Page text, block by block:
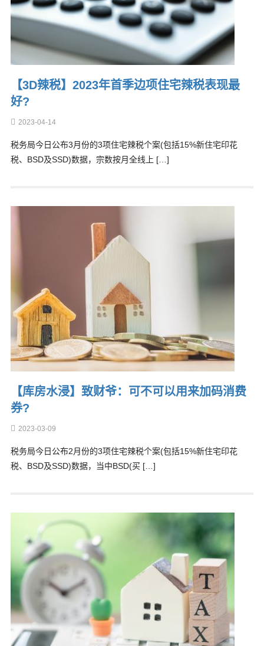
【3D辣税】2023年首季边项住宅辣税表现最
好?
2023-04-14
税务局今日公布3月份的3项住宅辣税个案(包括15%新住宅印花
税、BSD及SSD)数据，宗数按月全线上 […]
【库房水浸】致财爷：可不可以用来加码消费
券?
2023-03-09
税务局今日公布2月份的3项住宅辣税个案(包括15%新住宅印花
税、BSD及SSD)数据，当中BSD(买 […]